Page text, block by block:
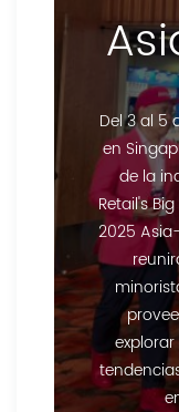
Del 3 al 5
en
de la
Retail's
2025